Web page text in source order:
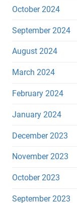
October 2024
September 2024
August 2024
March 2024
February 2024
January 2024
December 2023
November 2023
October 2023
September 2023